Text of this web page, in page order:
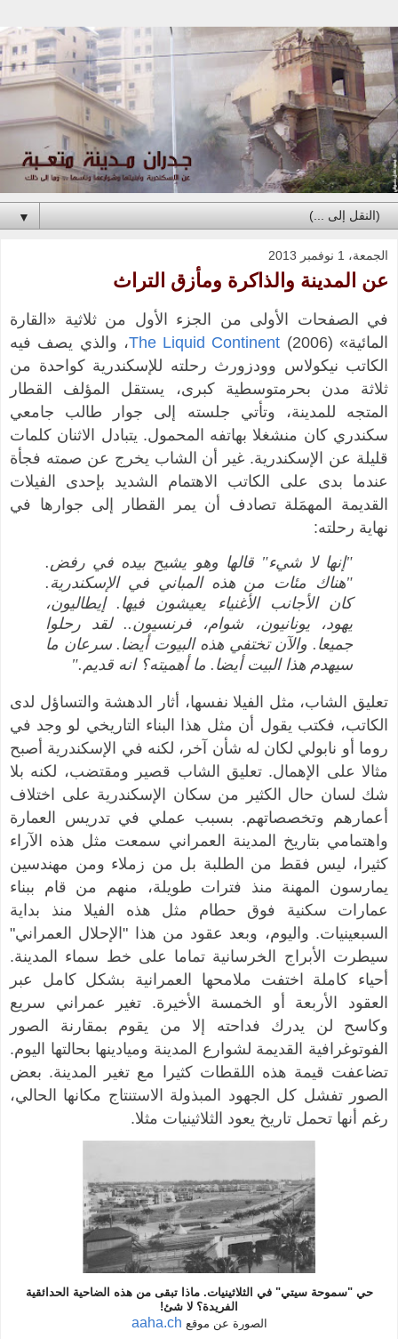
▼
الجمعة، 1 نوفمبر 2013
عن المدينة والذاكرة ومأزق التراث
في الصفحات الأولى من الجزء الأول من ثلاثية «القارة
المائية» (2006)
The Liquid Continent، والذي يصف فيه
الكاتب نيكولاس وودزورث رحلته للإسكندرية كواحدة من
ثلاثة مدن بحرمتوسطية كبرى، يستقل المؤلف القطار
المتجه للمدينة، وتأتي جلسته إلى جوار طالب جامعي
سكندري كان منشغلا بهاتفه المحمول. يتبادل الاثنان كلمات
قليلة عن الإسكندرية. غير أن الشاب يخرج عن صمته فجأة
عندما بدى على الكاتب الاهتمام الشديد بإحدى الفيلات
القديمة المهمَلة تصادف أن يمر القطار إلى جوارها في
نهاية رحلته:
"إنها لا شيء" قالها وهو يشيح بيده في رفض.
"هناك مئات من هذه المباني في الإسكندرية.
كان الأجانب الأغنياء يعيشون فيها. إيطاليون،
يهود، يونانيون، شوام، فرنسيون.. لقد رحلوا
جميعا. والآن تختفي هذه البيوت أيضا. سرعان ما
سيهدم هذا البيت أيضا. ما أهميته؟ انه قديم."
تعليق الشاب، مثل الفيلا نفسها، أثار الدهشة والتساؤل لدى
الكاتب، فكتب يقول أن مثل هذا البناء التاريخي لو وجد في
روما أو نابولي لكان له شأن آخر، لكنه في الإسكندرية أصبح
مثالا على الإهمال. تعليق الشاب قصير ومقتضب، لكنه بلا
شك لسان حال الكثير من سكان الإسكندرية على اختلاف
أعمارهم وتخصصاتهم. بسبب عملي في تدريس العمارة
واهتمامي بتاريخ المدينة العمراني سمعت مثل هذه الآراء
كثيرا، ليس فقط من الطلبة بل من زملاء ومن مهندسين
يمارسون المهنة منذ فترات طويلة، منهم من قام ببناء
عمارات سكنية فوق حطام مثل هذه الفيلا منذ بداية
السبعينيات. واليوم، وبعد عقود من هذا "الإحلال العمراني"
سيطرت الأبراج الخرسانية تماما على خط سماء المدينة.
أحياء كاملة اختفت ملامحها العمرانية بشكل كامل عبر
العقود الأربعة أو الخمسة الأخيرة. تغير عمراني سريع
وكاسح لن يدرك فداحته إلا من يقوم بمقارنة الصور
الفوتوغرافية القديمة لشوارع المدينة وميادينها بحالتها اليوم.
تضاعفت قيمة هذه اللقطات كثيرا مع تغير المدينة. بعض
الصور تفشل كل الجهود المبذولة الاستنتاج مكانها الحالي،
رغم أنها تحمل تاريخ يعود الثلاثينيات مثلا.
حي "سموحة سيتي" في الثلاثينيات. ماذا تبقى من هذه الضاحية الحدائقية
الفريدة؟ لا شئ!
الصورة عن موقع aaha.ch